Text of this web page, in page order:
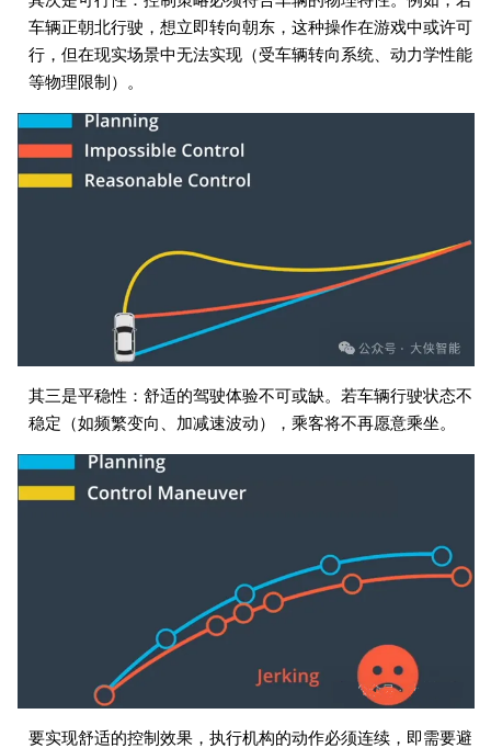
车辆正朝北行驶，想立即转向朝东，这种操作在游戏中或许可
行，但在现实场景中无法实现（受车辆转向系统、动力学性能
等物理限制）。
其三是平稳性：舒适的驾驶体验不可或缺。若车辆行驶状态不
稳定（如频繁变向、加减速波动），乘客将不再愿意乘坐。
要实现舒适的控制效果，执行机构的动作必须连续，即需要避